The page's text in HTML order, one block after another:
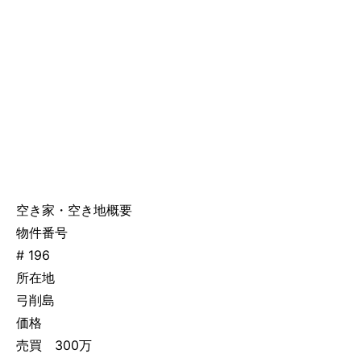
空き家・空き地概要
物件番号
# 196
所在地
弓削島
価格
売買 300万